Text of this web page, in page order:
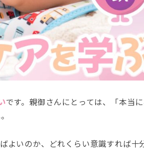
です。親御さんにとっては、「本当
よいのか、どれくらい意識すれば十